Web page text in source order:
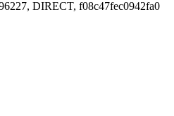
DIRECT, f08c47fec0942fa0